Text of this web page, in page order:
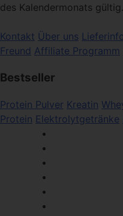
des Kalendermonats gültig.
Kontakt Über uns
Freund Affiliate Programm
Bestseller
Protein Pulver Kreatin
Protein Elektrolytgetränke